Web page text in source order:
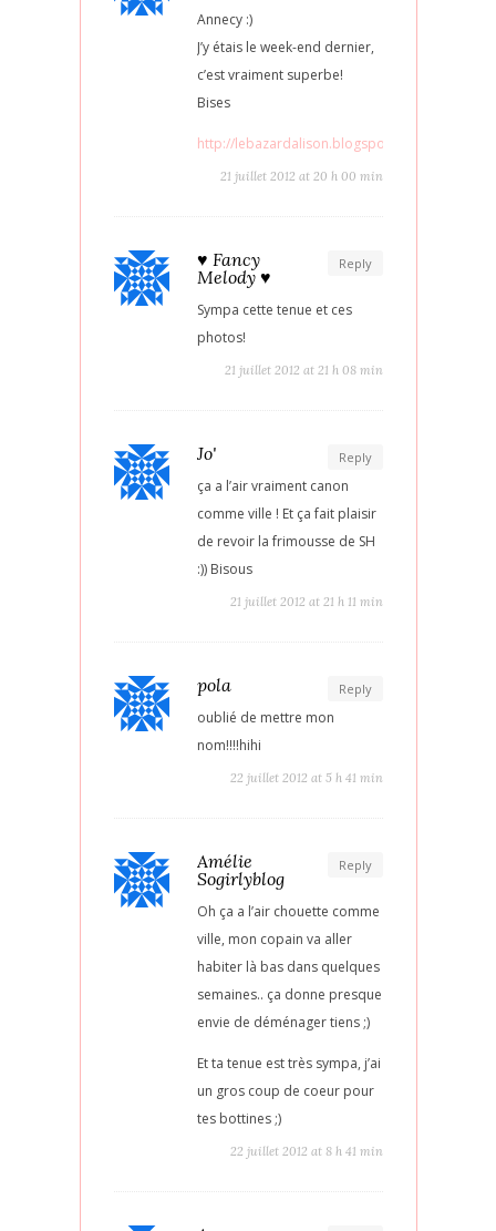
Annecy :)
J’y étais le week-end dernier,
c’est vraiment superbe!
Bises
http://lebazardalison.blogspot.fr/
21 juillet 2012 at 20 h 00 min
Reply
♥ Fancy
Melody ♥
Sympa cette tenue et ces
photos!
21 juillet 2012 at 21 h 08 min
Reply
Jo'
ça a l’air vraiment canon
comme ville ! Et ça fait plaisir
de revoir la frimousse de SH
:)) Bisous
21 juillet 2012 at 21 h 11 min
Reply
pola
oublié de mettre mon
nom!!!!hihi
22 juillet 2012 at 5 h 41 min
Reply
Amélie
Sogirlyblog
Oh ça a l’air chouette comme
ville, mon copain va aller
habiter là bas dans quelques
semaines.. ça donne presque
envie de déménager tiens ;)
Et ta tenue est très sympa, j’ai
un gros coup de coeur pour
tes bottines ;)
22 juillet 2012 at 8 h 41 min